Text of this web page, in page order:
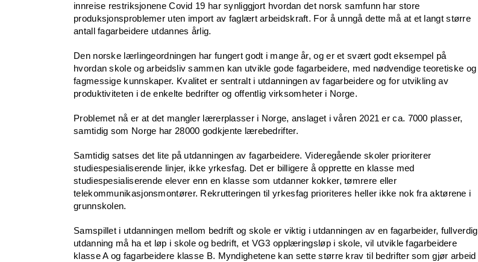
innreise restriksjonene Covid 19 har synliggjort hvordan det norsk samfunn har store
produksjonsproblemer uten import av faglært arbeidskraft. For å unngå dette må at et langt større
antall fagarbeidere utdannes årlig.
Den norske lærlingeordningen har fungert godt i mange år, og er et svært godt eksempel på
hvordan skole og arbeidsliv sammen kan utvikle gode fagarbeidere, med nødvendige teoretiske og
fagmessige kunnskaper. Kvalitet er sentralt i utdanningen av fagarbeidere og for utvikling av
produktiviteten i de enkelte bedrifter og offentlig virksomheter i Norge.
Problemet nå er at det mangler lærerplasser i Norge, anslaget i våren 2021 er ca. 7000 plasser,
samtidig som Norge har 28000 godkjente lærebedrifter.
Samtidig satses det lite på utdanningen av fagarbeidere. Videregående skoler prioriterer
studiespesialiserende linjer, ikke yrkesfag. Det er billigere å opprette en klasse med
studiespesialiserende elever enn en klasse som utdanner kokker, tømrere eller
telekommunikasjonsmontører. Rekrutteringen til yrkesfag prioriteres heller ikke nok fra aktørene i
grunnskolen.
Samspillet i utdanningen mellom bedrift og skole er viktig i utdanningen av en fagarbeider, fullverdig
utdanning må ha et løp i skole og bedrift, et VG3 opplæringsløp i skole, vil utvikle fagarbeidere
klasse A og fagarbeidere klasse B. Myndighetene kan sette større krav til bedrifter som gjør arbeid